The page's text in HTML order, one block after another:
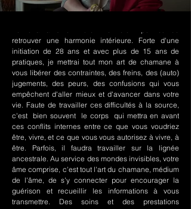
retrouver une harmonie intérieure. Forte d'une
initiation de 28 ans et avec plus de 15 ans de
pratiques, je mettrai tout mon art de chamane à
vous libérer des contraintes, des freins, des (auto)
jugements, des peurs, des confusions qui vous
empêchent d'aller mieux et d'avancer dans votre
vie. Faute de travailler ces difficultés à la source,
c'est bien souvent le corps qui mettra en avant
ces conflits internes entre ce que vous voudriez
être, vivre, et ce que vous vous autorisez à vivre, à
être. Parfois, il faudra travailler sur la lignée
ancestrale. Au service des mondes invisibles, votre
âme comprise, c'est tout l'art du chamane, médium
de l'âme, de s'y connecter pour encourager la
guérison et recueillir les informations à vous
transmettre. Des soins et des prestations